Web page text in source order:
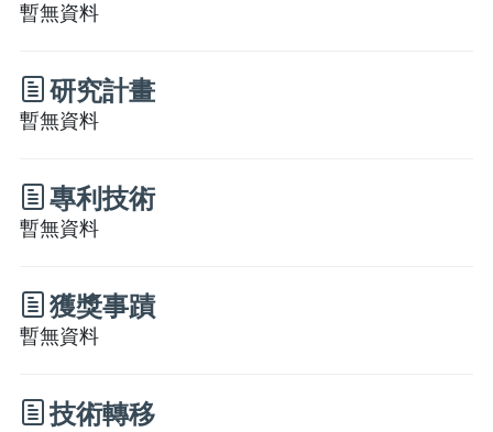
暫無資料
研究計畫
暫無資料
專利技術
暫無資料
獲獎事蹟
暫無資料
技術轉移